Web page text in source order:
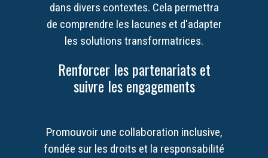
dans divers contextes. Cela permettra
de comprendre les lacunes et d'adapter
les solutions transformatrices.
Renforcer les partenariats et
suivre les engagements
Promouvoir une collaboration inclusive,
fondée sur les droits et la responsabilité